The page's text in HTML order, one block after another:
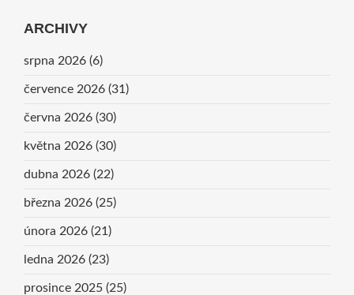
ARCHIVY
srpna 2026 (6)
července 2026 (31)
června 2026 (30)
května 2026 (30)
dubna 2026 (22)
března 2026 (25)
února 2026 (21)
ledna 2026 (23)
prosince 2025 (25)